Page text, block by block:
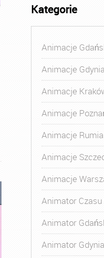
Kurs Animatora Gdynia,
Kategorie
Animacje
Animacje Gdynia
Animacje
Animacje
Animacje Rumia
Animacje
Animacje
Animator Czasu
Animator
Animator Gdynia